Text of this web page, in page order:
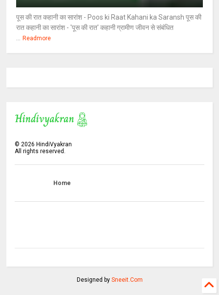
पूस की रात कहानी का सारांश - Poos ki Raat Kahani ka Saransh पूस की
रात कहानी का सारांश - 'पूस की रात' कहानी ग्रामीण जीवन से संबंधित
Readmore
©2026 HindiVyakran
All rights reserved.
Home
Designed by Sneeit.Com